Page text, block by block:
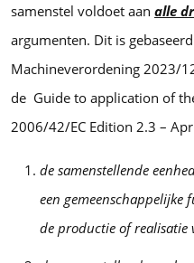
samenstel voldoet aan alle
argumenten. Dit is
Machineverordening 2023/
de Guide to application of
2006/42/EC Edition 2.3 –
de samenstellende
een gemeenschappelijke
de productie of